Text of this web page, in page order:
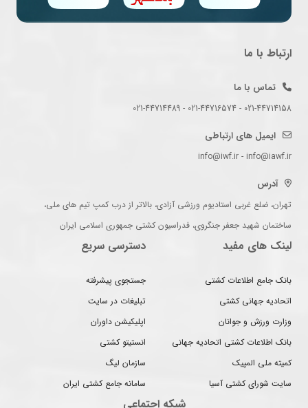
ارتباط با ما
تماس با ما
021-44714158 - 021-44716574 - 021-44714489
ایمیل های ارتباطی
info@iwf.ir - info@iawf.ir
آدرس
تهران، ضلع غربی استادیوم ورزشی آزادی، بالاتر از درب کمپ تیم های ملی،
ساختمان شهید جعفر جنگروی، فدراسیون کشتی جمهوری اسلامی ایران
لینک های مفید
بانک جامع اطلاعات کشتی
اتحادیه جهانی کشتی
وزارت ورزش و جوانان
بانک اطلاعات کشتی اتحادیه جهانی
کمیته ملی المپیک
سایت شورای کشتی آسیا
دسترسی سریع
جستجوی پیشرفته
تبلیغات در سایت
اپلیکیشن داوران
انستیتو کشتی
سازمان لیگ
سامانه جامع کشتی ایران
شبکه اجتماعی